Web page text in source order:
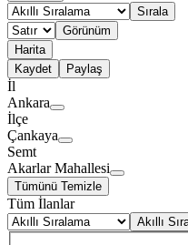
Sırala
Görünüm
Harita
Kaydet
Paylaş
İl
Ankara
İlçe
Çankaya
Semt
Akarlar Mahallesi
Tümünü Temizle
Tüm İlanlar
Akıllı